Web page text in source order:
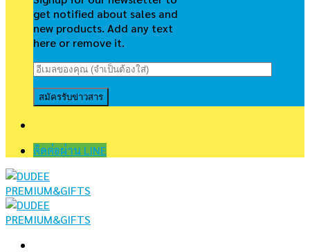
get notified about sales and
new products. Add any text
here or remove it.
ติดต่อผ่าน LINE